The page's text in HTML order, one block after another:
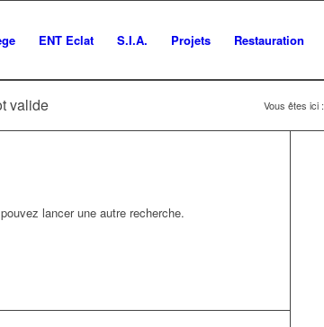
ENT Eclat S.I.A. Projets Restauration
valide Vous êtes ici :
lancer une autre recherche.